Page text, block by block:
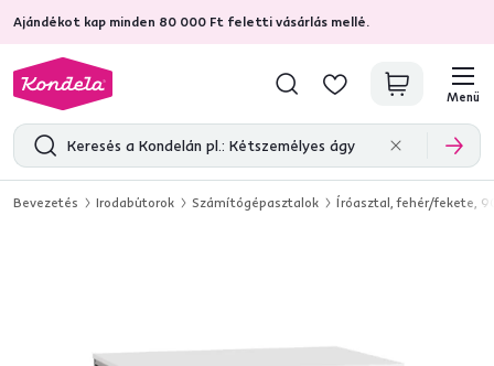
Ajándékot kap minden 80 000 Ft feletti vásárlás mellé.
4,7 31 375 ellenőrzött termékértékelések
Menü
Bevezetés Irodabútorok Számítógépasztalok Íróasztal, fehér/fekete,